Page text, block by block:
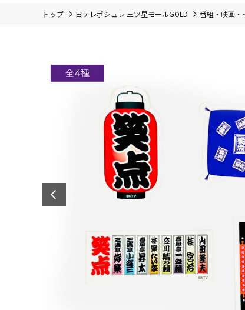
トップ 日テレポシュレ 三ツ星モールGOLD 番組・映画・